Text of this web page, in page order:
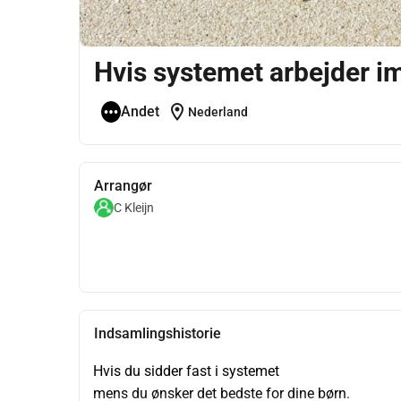
Hvis systemet arbejder
Andet location_on Nederland
Arrangør
C Kleijn
Indsamlingshistorie
Hvis du sidder fast i systemet
mens du ønsker det bedste for dine børn.